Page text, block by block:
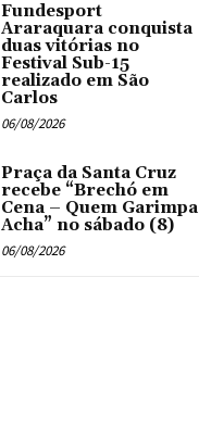
Fundesport
Araraquara conquista
duas vitórias no
Festival Sub-15
realizado em São
Carlos
06/08/2026
Praça da Santa Cruz
recebe “Brechó em
Cena – Quem Garimpa
Acha” no sábado (8)
06/08/2026